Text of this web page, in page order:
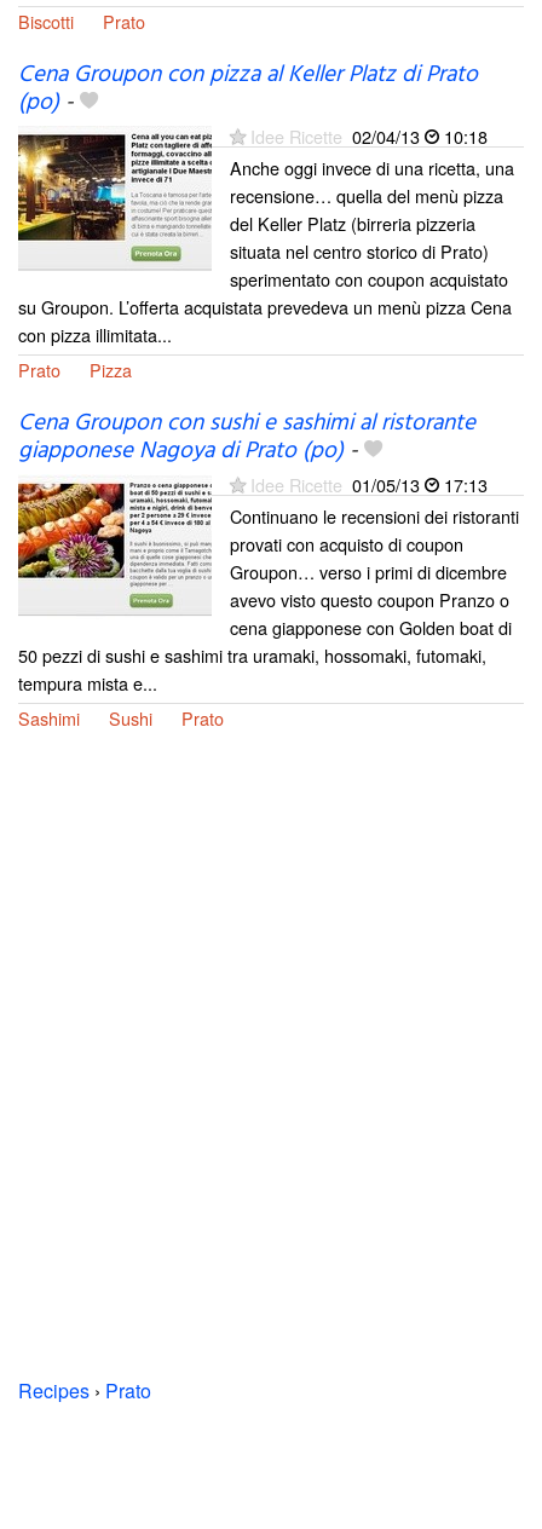
Biscotti
Prato
Cena Groupon con pizza al Keller Platz di Prato
(po)-
Idee Ricette 02/04/13
10:18
Anche oggi invece di una ricetta, una
recensione… quella del menù pizza
del Keller Platz (birreria pizzeria
situata nel centro storico di Prato)
sperimentato con coupon acquistato
su Groupon. L’offerta acquistata prevedeva un menù pizza Cena
con pizza illimitata...
Prato
Pizza
Cena Groupon con sushi e sashimi al ristorante
giapponese Nagoya di Prato (po)-
Idee Ricette 01/05/13
17:13
Continuano le recensioni dei ristoranti
provati con acquisto di coupon
Groupon… verso i primi di dicembre
avevo visto questo coupon Pranzo o
cena giapponese con Golden boat di
50 pezzi di sushi e sashimi tra uramaki, hossomaki, futomaki,
tempura mista e...
Sashimi
Sushi Prato
Recipes › Prato